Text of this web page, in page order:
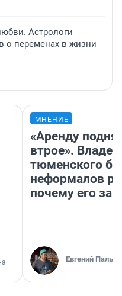
Астрологи
о переменах в жизни
МНЕНИЕ
«Аренду
втрое».
тюменского
неформалов
почему его
Евгений